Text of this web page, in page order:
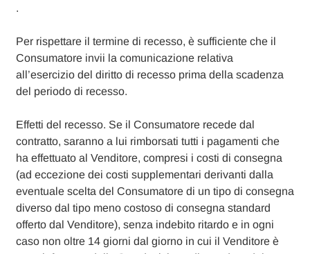
.
Per rispettare il termine di recesso, è sufficiente che il
Consumatore invii la comunicazione relativa
all’esercizio del diritto di recesso prima della scadenza
del periodo di recesso.
Effetti del recesso. Se il Consumatore recede dal
contratto, saranno a lui rimborsati tutti i pagamenti che
ha effettuato al Venditore, compresi i costi di consegna
(ad eccezione dei costi supplementari derivanti dalla
eventuale scelta del Consumatore di un tipo di consegna
diverso dal tipo meno costoso di consegna standard
offerto dal Venditore), senza indebito ritardo e in ogni
caso non oltre 14 giorni dal giorno in cui il Venditore è